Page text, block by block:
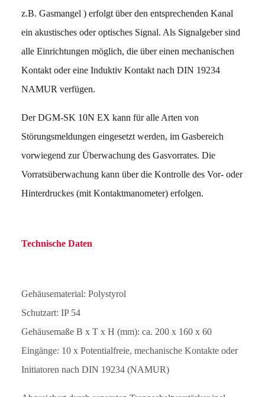
z.B. Gasmangel ) erfolgt über den entsprechenden Kanal
ein akustisches oder optisches Signal. Als Signalgeber sind
alle Einrichtungen möglich, die über einen mechanischen
Kontakt oder eine Induktiv Kontakt nach DIN 19234
NAMUR verfügen.
Der DGM-SK 10N EX kann für alle Arten von
Störungsmeldungen eingesetzt werden, im Gasbereich
vorwiegend zur Überwachung des Gasvorrates. Die
Vorratsüberwachung kann über die Kontrolle des Vor- oder
Hinterdruckes (mit Kontaktmanometer) erfolgen.
Technische Daten
Gehäusematerial: Polystyrol
Schutzart: IP 54
Gehäusemaße B x T x H (mm): ca. 200 x 160 x 60
Eingänge: 10 x Potentialfreie, mechanische Kontakte oder
Initiatoren nach DIN 19234 (NAMUR)